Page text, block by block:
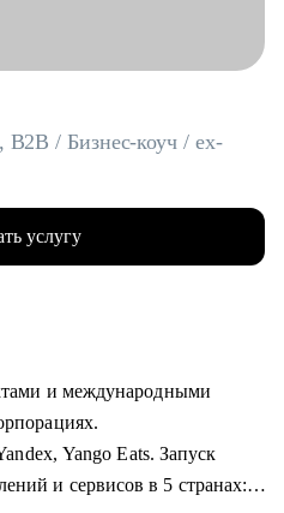
/ Бизнес-коуч / ex-
услугу
и международными
Yango Eats. Запуск
и сервисов в 5 странах: